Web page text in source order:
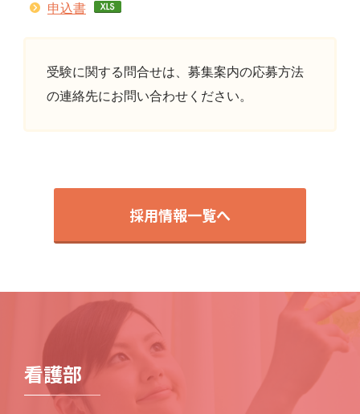
申込書
受験に関する問合せは、募集案内の応募方法
の連絡先にお問い合わせください。
採用情報一覧へ
看護部